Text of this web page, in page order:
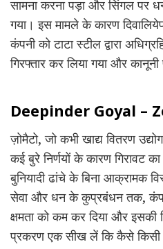
सामना करना पड़ा और सिंगल पर
गया। इस मामले के कारण
कंपनी को टाटा स्टील द्वारा
गिरफ्तार कर लिया गया और
Deepinder Goyal –
ज़ोमैटो, जो कभी खाद्य वितरण
कई बुरे निर्णयों के कारण गिरावट
बुनियादी ढांचे के बिना आक्रामक
सेवा और धन के कुप्रबंधन तक,
क्षमता को कम कर दिया और इसकी
प्रकरण एक सीख लें कि कैसे किसी